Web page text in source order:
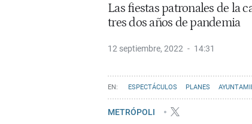
Las fiestas patronales de la
tres dos años de pandemia
12 septiembre, 2022 14:31
ESPECTÁCULOS PLANES
METRÓPOLI